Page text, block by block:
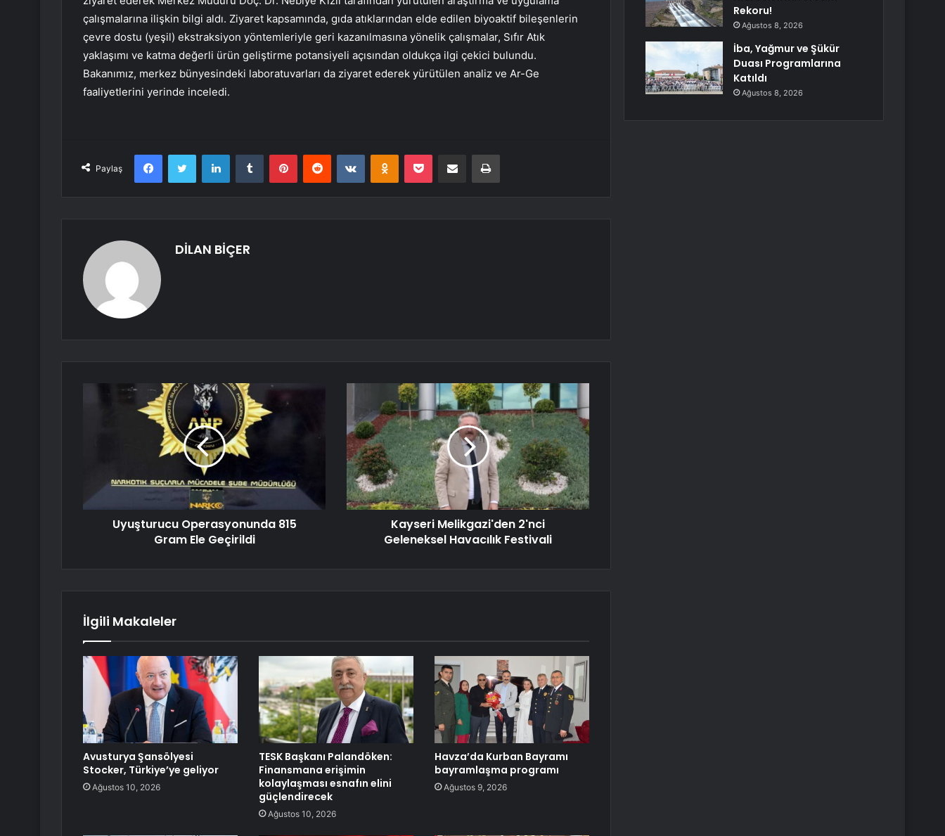
çalışmalarına ilişkin bilgi aldı. Ziyaret kapsamında, gıda atıklarından elde edilen biyoaktif bileşenlerin
çevre dostu (yeşil) ekstraksiyon yöntemleriyle geri kazanılmasına yönelik çalışmalar, Sıfır Atık
yaklaşımı ve katma değerli ürün geliştirme potansiyeli açısından oldukça ilgi çekici bulundu.
Bakanımız, merkez bünyesindeki laboratuvarları da ziyaret ederek yürütülen analiz ve Ar-Ge
faaliyetlerini yerinde inceledi.
Paylaş
FacebookTwitter LinkedInTumblr PinterestReddit VKontakteOdnoklassniki
Pocket E-Posta ile paylaş Yazdır
DİLAN BİÇER
Uyuşturucu Operasyonunda 815
Gram Ele Geçirildi
Kayseri Melikgazi'den 2'nci
Geleneksel Havacılık Festivali
İlgili Makaleler
Avusturya Şansölyesi
Stocker, Türkiye’ye geliyor
Ağustos 10, 2026
TESK Başkanı Palandöken:
Finansmana erişimin
kolaylaşması esnafın elini
güçlendirecek
Ağustos 10, 2026
Havza’da Kurban Bayramı
bayramlaşma programı
Ağustos 9, 2026
Rekoru!
Ağustos 8, 2026
İba, Yağmur ve Şükür
Duası Programlarına
Katıldı
Ağustos 8, 2026